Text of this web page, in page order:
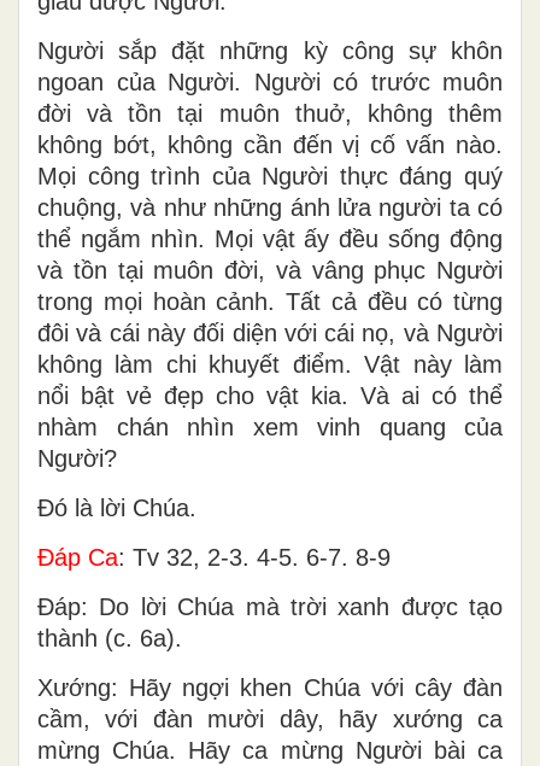
Người sắp đặt những kỳ công sự khôn
ngoan của Người. Người có trước muôn
đời và tồn tại muôn thuở, không thêm
không bớt, không cần đến vị cố vấn nào.
Mọi công trình của Người thực đáng quý
chuộng, và như những ánh lửa người ta có
thể ngắm nhìn. Mọi vật ấy đều sống động
và tồn tại muôn đời, và vâng phục Người
trong mọi hoàn cảnh. Tất cả đều có từng
đôi và cái này đối diện với cái nọ, và Người
không làm chi khuyết điểm. Vật này làm
nổi bật vẻ đẹp cho vật kia. Và ai có thể
nhàm chán nhìn xem vinh quang của
Người?
Ðó là lời Chúa.
Ðáp Ca: Tv 32, 2-3. 4-5. 6-7. 8-9
Ðáp: Do lời Chúa mà trời xanh được tạo
thành (c. 6a).
Xướng: Hãy ngợi khen Chúa với cây đàn
cầm, với đàn mười dây, hãy xướng ca
mừng Chúa. Hãy ca mừng Người bài ca